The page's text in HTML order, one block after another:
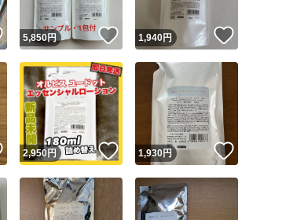
安心取引出品者 Yahoo!フリマの基準をクリアした安心
取引実績
取引実績◯+ このユーザーはYahoo!フリマの取引を
他フリマ実績◯+ このユーザーは他フリマサービスでの
スピード&安心発送
※このバッジは実績に基づく表示であり、発送を保証しているものでは
商品画像の 無断転載は禁止されています
コピーは
1商品につき1回です
出品ページへ
キャンセル
いいね！
5,850円 いいね！
1,940円
いいね！
2,950 円 いいね！
1,930円